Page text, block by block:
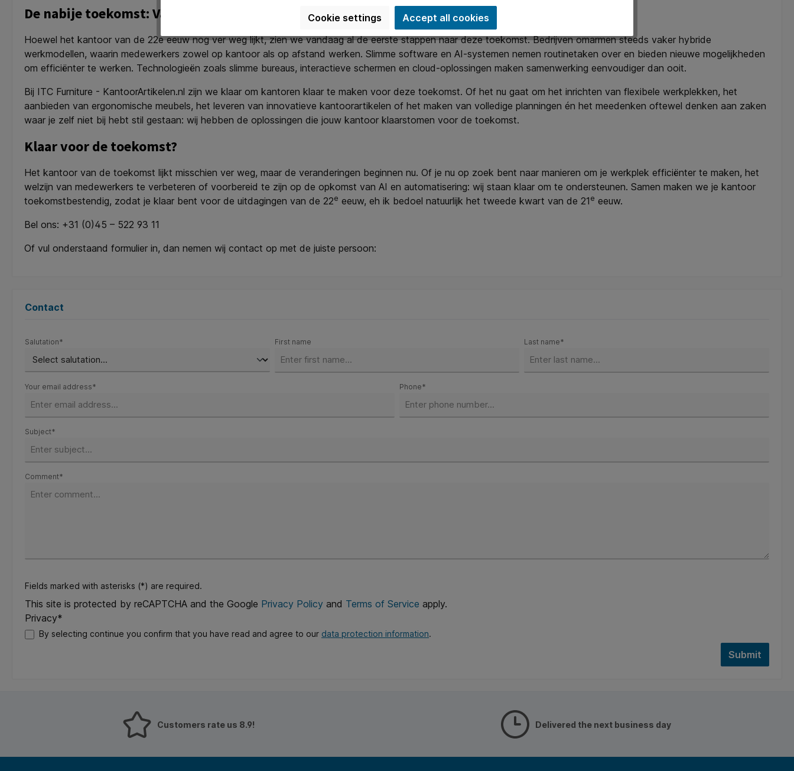
De nabije toekomst: Van visie naar realiteit
Hoewel het kantoor van de 22e eeuw nog ver weg lijkt, zien we vandaag al de eerste stappen naar deze toekomst. Bedrijven omarmen steeds vaker hybride
werkmodellen, waarin medewerkers zowel op kantoor als op afstand werken. Slimme software en AI-systemen nemen routinetaken over en bieden nieuwe mogelijkheden
om efficiënter te werken. Technologieën zoals slimme bureaus, interactieve schermen en cloud-oplossingen maken samenwerking eenvoudiger dan ooit.
Bij ITC Furniture - KantoorArtikelen.nl zijn we klaar om kantoren klaar te maken voor deze toekomst. Of het nu gaat om het inrichten van flexibele werkplekken, het
aanbieden van ergonomische meubels, het leveren van innovatieve kantoorartikelen of het maken van volledige planningen én het meedenken oftewel denken aan zaken
waar je zelf niet bij hebt stil gestaan: wij hebben de oplossingen die jouw kantoor klaarstomen voor de toekomst.
Klaar voor de toekomst?
Het kantoor van de toekomst lijkt misschien ver weg, maar de veranderingen beginnen nu. Of je nu op zoek bent naar manieren om je werkplek efficiënter te maken, het
welzijn van medewerkers te verbeteren of voorbereid te zijn op de opkomst van AI en automatisering: wij staan klaar om te ondersteunen. Samen maken we je kantoor
toekomstbestendig, zodat je klaar bent voor de uitdagingen van de 22e eeuw, eh ik bedoel natuurlijk het tweede kwart van de 21 e eeuw.
Bel ons: +31 (0)45 – 522 93 11
Of vul onderstaand formulier in, dan nemen wij contact op met de juiste persoon:
Contact
Salutation* First name Last name*
Your email address* Phone*
Subject*
Comment*
Fields marked with asterisks (*) are required.
This site is protected by reCAPTCHA and the Google Privacy Policy and Terms of Service apply.
Privacy*
By selecting continue you confirm that you have read and agree to our data protection information.
Submit
Customers rate us 8.9! Delivered the next business day
Cookie settings Accept all cookies